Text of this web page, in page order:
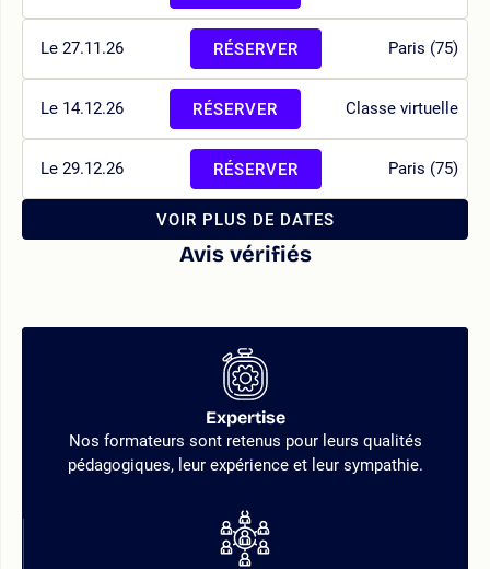
Le 27.11.26 Paris (75)
RÉSERVER
Le 14.12.26 Classe virtuelle
RÉSERVER
Le 29.12.26 Paris (75)
RÉSERVER
VOIR PLUS DE DATES
Avis vérifiés
Expertise
Nos formateurs sont retenus pour leurs qualités
pédagogiques, leur expérience et leur sympathie.